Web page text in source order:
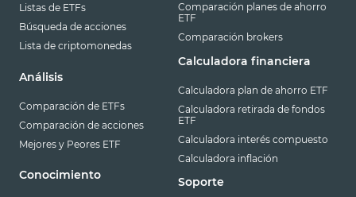
Listas de ETFs
Búsqueda de acciones
Lista de criptomonedas
Análisis
Comparación de ETFs
Comparación de acciones
Mejores y Peores ETF
Conocimiento
Comparación planes de ahorro
ETF
Comparación brokers
Calculadora financiera
Calculadora plan de ahorro ETF
Calculadora retirada de fondos
ETF
Calculadora interés compuesto
Calculadora inflación
Soporte